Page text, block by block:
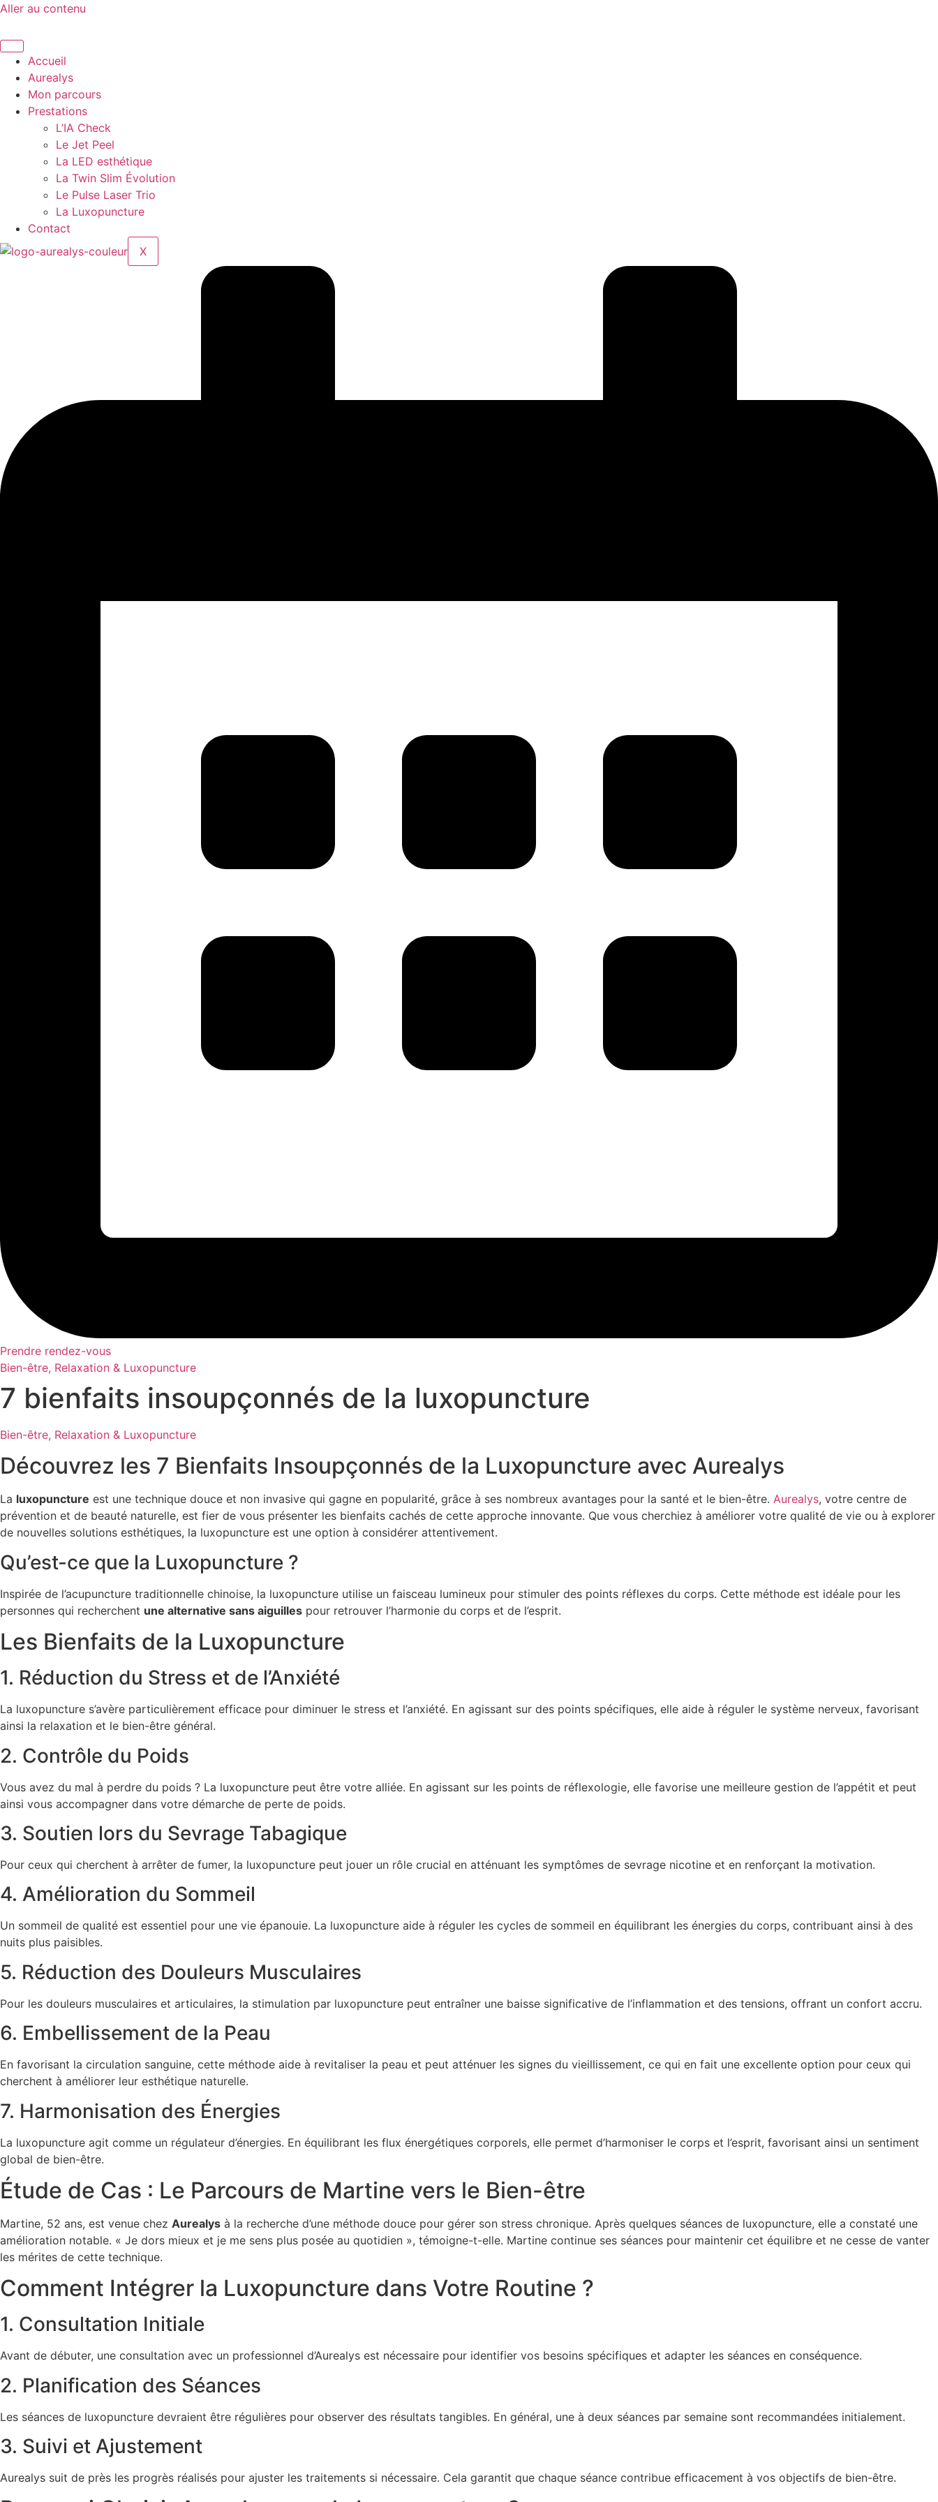
Aller au contenu
Accueil
Aurealys
Mon parcours
Prestations
L’IA Check
Le Jet Peel
La LED esthétique
La Twin Slim Évolution
Le Pulse Laser Trio
La Luxopuncture
Contact
X
Prendre rendez-vous
Bien-être, Relaxation & Luxopuncture
7 bienfaits insoupçonnés de la luxopuncture
Bien-être, Relaxation & Luxopuncture
Découvrez les 7 Bienfaits Insoupçonnés de la Luxopuncture avec Aurealys
La luxopuncture est une technique douce et non invasive qui gagne en popularité, grâce à ses nombreux avantages pour la santé et le bien-être. Aurealys, votre centre de
prévention et de beauté naturelle, est fier de vous présenter les bienfaits cachés de cette approche innovante. Que vous cherchiez à améliorer votre qualité de vie ou à explorer
de nouvelles solutions esthétiques, la luxopuncture est une option à considérer attentivement.
Qu’est-ce que la Luxopuncture ?
Inspirée de l’acupuncture traditionnelle chinoise, la luxopuncture utilise un faisceau lumineux pour stimuler des points réflexes du corps. Cette méthode est idéale pour les
personnes qui recherchent une alternative sans aiguilles pour retrouver l’harmonie du corps et de l’esprit.
Les Bienfaits de la Luxopuncture
1. Réduction du Stress et de l’Anxiété
La luxopuncture s’avère particulièrement efficace pour diminuer le stress et l’anxiété. En agissant sur des points spécifiques, elle aide à réguler le système nerveux, favorisant
ainsi la relaxation et le bien-être général.
2. Contrôle du Poids
Vous avez du mal à perdre du poids ? La luxopuncture peut être votre alliée. En agissant sur les points de réflexologie, elle favorise une meilleure gestion de l’appétit et peut
ainsi vous accompagner dans votre démarche de perte de poids.
3. Soutien lors du Sevrage Tabagique
Pour ceux qui cherchent à arrêter de fumer, la luxopuncture peut jouer un rôle crucial en atténuant les symptômes de sevrage nicotine et en renforçant la motivation.
4. Amélioration du Sommeil
Un sommeil de qualité est essentiel pour une vie épanouie. La luxopuncture aide à réguler les cycles de sommeil en équilibrant les énergies du corps, contribuant ainsi à des
nuits plus paisibles.
5. Réduction des Douleurs Musculaires
Pour les douleurs musculaires et articulaires, la stimulation par luxopuncture peut entraîner une baisse significative de l’inflammation et des tensions, offrant un confort accru.
6. Embellissement de la Peau
En favorisant la circulation sanguine, cette méthode aide à revitaliser la peau et peut atténuer les signes du vieillissement, ce qui en fait une excellente option pour ceux qui
cherchent à améliorer leur esthétique naturelle.
7. Harmonisation des Énergies
La luxopuncture agit comme un régulateur d’énergies. En équilibrant les flux énergétiques corporels, elle permet d’harmoniser le corps et l’esprit, favorisant ainsi un sentiment
global de bien-être.
Étude de Cas : Le Parcours de Martine vers le Bien-être
Martine, 52 ans, est venue chez Aurealys à la recherche d’une méthode douce pour gérer son stress chronique. Après quelques séances de luxopuncture, elle a constaté une
amélioration notable. « Je dors mieux et je me sens plus posée au quotidien », témoigne-t-elle. Martine continue ses séances pour maintenir cet équilibre et ne cesse de vanter
les mérites de cette technique.
Comment Intégrer la Luxopuncture dans Votre Routine ?
1. Consultation Initiale
Avant de débuter, une consultation avec un professionnel d’Aurealys est nécessaire pour identifier vos besoins spécifiques et adapter les séances en conséquence.
2. Planification des Séances
Les séances de luxopuncture devraient être régulières pour observer des résultats tangibles. En général, une à deux séances par semaine sont recommandées initialement.
3. Suivi et Ajustement
Aurealys suit de près les progrès réalisés pour ajuster les traitements si nécessaire. Cela garantit que chaque séance contribue efficacement à vos objectifs de bien-être.